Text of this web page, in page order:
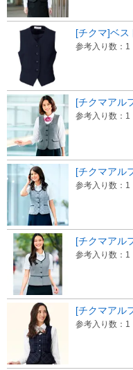
[チクマ]ベス
参考入り数：1
[チクマアル
参考入り数：1
[チクマアル
参考入り数：1
[チクマアル
参考入り数：1
[チクマアル
参考入り数：1